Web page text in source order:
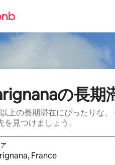
の長期
上の長期滞在にぴったりな、
を見つけましょう。
結果が表示されたら、上下の矢印